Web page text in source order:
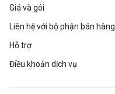
Giá và gói
Liên hệ với bộ phận bán hàng
Hỗ trợ
Điều khoản dịch vụ